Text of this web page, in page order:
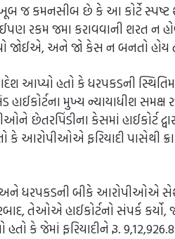
ખૂબ જ કમનસીબ છે કે આ કોર્ટે સ્પષ્ટ
રકમ જમા કરાવવાની શરત ન
જોઈએ, અને જો કેસ ન બનતો હોય
આપ્યો હતો કે ધરપકડની
મુખ્ય ન્યાયાધીશ
છેતરપિંડીના કેસમાં હાઈકોર્ટ
કે આરોપીઓએ ફરિયાદી પાસેથી
ધરપકડની બીકે આરોપીઓએ સેશન્સ
તેઓએ હાઈકોર્ટનો સંપર્ક
કે જેમાં ફરિયાદીને રૂ.